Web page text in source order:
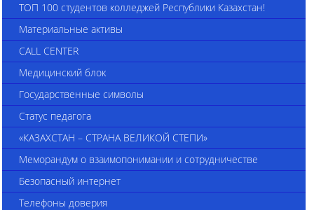
ТОП 100 студентов колледжей Республики Казахстан!
Материальные активы
CALL CENTER
Медицинский блок
Государственные символы
Статус педагога
«КАЗАХСТАН – СТРАНА ВЕЛИКОЙ СТЕПИ»
Меморандум о взаимопонимании и сотрудничестве
Безопасный интернет
Телефоны доверия